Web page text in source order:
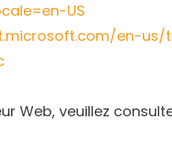
US
en-
Web, veuillez